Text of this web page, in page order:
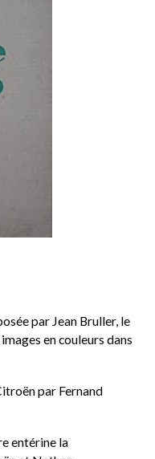
par Jean Bruller, le
en couleurs dans
par Fernand
entérine la